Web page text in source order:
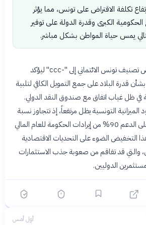
تكلفة الاقتراض على تونس، مما يؤثر
الكبرى وقدرة الدولة على توفير
يمس حياة المواطن بشكل مباشر.
جاء قرار "فيتش" بتخفيض تصنيف تونس الائتماني إلى "-ccc" ليؤكد
قدرة البلاد على جمع التمويل الكافي لتلبية
في ظل غياب اتفاق مع صندوق النقد الدولي.
التونسية يظل مرتفعاً، إذ تتجاوز نسبة
الأجور والفوائد والإنفاق على الدعم 90% من إيرادات الحكومة للعام المالي
هذا التخفيض الضوء على التحديات الاقتصادية
والتي قد تفاقم من صعوبة جذب الاستثمارات
الدوليين.
أول أمس